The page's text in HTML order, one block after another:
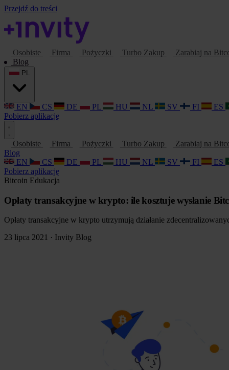
Przejdź do treści
Osobiste Firma Pożyczki Turbo Zakup Zarabiaj na
Blog
EN CS DE PL HU NL SV FI ES
Pobierz aplikację
Osobiste Firma Pożyczki Turbo Zakup Zarabiaj na
Blog
EN
CS DE PL HU NL SV FI ES
Pobierz aplikację
Bitcoin Edukacja
Opłaty transakcyjne w krypto: ile kosztuje wysłanie
Opłaty transakcyjne w krypto utrzymują działanie
23 lipca 2021 · Invity Blog